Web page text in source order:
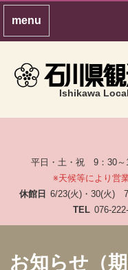
Ishikawa
平日・土・祝 9：
※天候等により営
休館日 6/23(火)・30(火)
TEL 076-
お知らせ（期